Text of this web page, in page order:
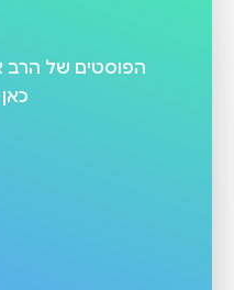
הפוסטים של הרב